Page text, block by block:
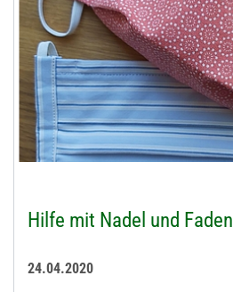
Hilfe mit Nadel und Faden
24.04.2020